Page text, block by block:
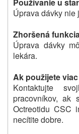
Úprava dávky nie
Zhoršená
Úprava dávky
lekára.
Ak použijete
Kontaktujte
pracovníkov, ak
Octreotidu CSC
necítite dobre.